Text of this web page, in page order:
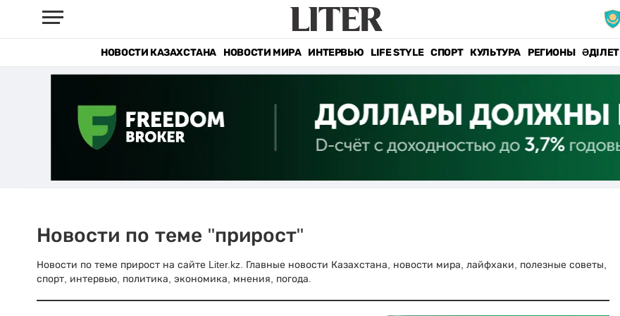
НОВОСТИ КАЗАХСТАНА НОВОСТИ МИРА ИНТЕРВЬЮ LIFE STYLE СПОРТ КУЛЬТУРА РЕГИОНЫ ӘДІЛЕТ
Новости по теме "прирост"
Новости по теме прирост на сайте Liter.kz. Главные новости Казахстана, новости мира, лайфхаки, полезные советы,
спорт, интервью, политика, экономика, мнения, погода.